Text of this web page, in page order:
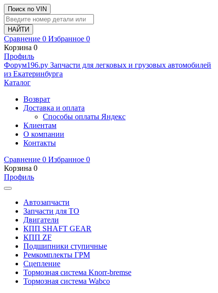
Поиск по VIN
Сравнение 0 Избранное 0
Корзина 0
Профиль
Фoрум196.ру Запчасти для легковых и грузовых автомобилей
из Екатеринбурга
Каталог
Возврат
Доставка и оплата
Способы оплаты Яндекс
Клиентам
О компании
Контакты
Сравнение 0 Избранное 0
Корзина 0
Профиль
Автозапчасти
Запчасти для ТО
Двигатели
КПП SHAFT GEAR
КПП ZF
Подшипники ступичные
Ремкомплекты ГРМ
Сцепление
Тормозная система Knorr-bremse
Тормозная система Wabco